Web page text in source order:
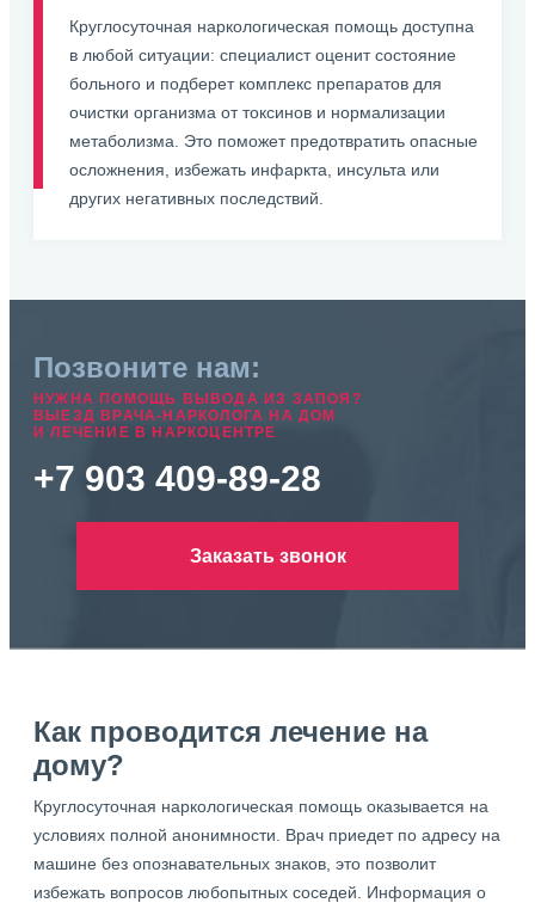
Круглосуточная наркологическая помощь доступна
в любой ситуации: специалист оценит состояние
больного и подберет комплекс препаратов для
очистки организма от токсинов и нормализации
метаболизма. Это поможет предотвратить опасные
осложнения, избежать инфаркта, инсульта или
других негативных последствий.
Позвоните нам:
НУЖНА ПОМОЩЬ ВЫВОДА ИЗ ЗАПОЯ?
ВЫЕЗД ВРАЧА-НАРКОЛОГА НА ДОМ
И ЛЕЧЕНИЕ В НАРКОЦЕНТРЕ
+7 903 409-89-28
Заказать звонок
Как проводится лечение на
дому?
Круглосуточная наркологическая помощь оказывается на
условиях полной анонимности. Врач приедет по адресу на
машине без опознавательных знаков, это позволит
избежать вопросов любопытных соседей. Информация о